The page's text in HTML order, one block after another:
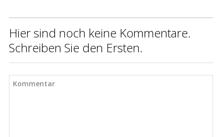
Hier sind noch keine Kommentare.
Schreiben Sie den Ersten.